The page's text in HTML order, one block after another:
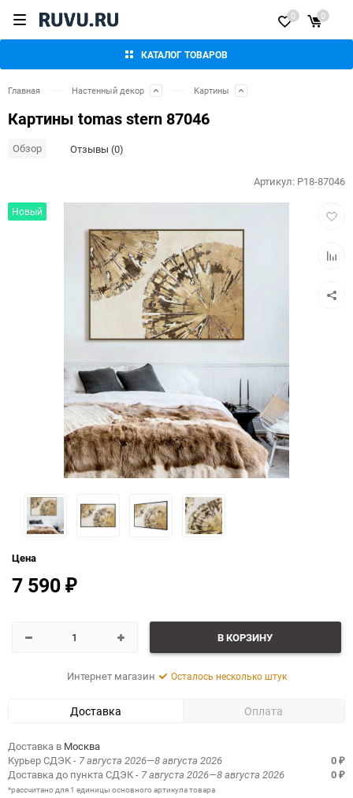
КАТАЛОГ ТОВАРОВ
0 0
Главная Настенный декор Картины
Картины tomas stern 87046
Обзор Отзывы (0)
Новый
Артикул: P18-87046
Цена
7 590 ₽
В КОРЗИНУ
Интернет магазин Осталось несколько штук
Доставка Оплата
Доставка в Москва
Курьер СДЭК- 7 августа 2026—8 августа 2026 0 ₽
Доставка до пункта СДЭК- 7 августа 2026—8 августа 2026 0 ₽
*рассчитано для 1 единицы основного артикула товара